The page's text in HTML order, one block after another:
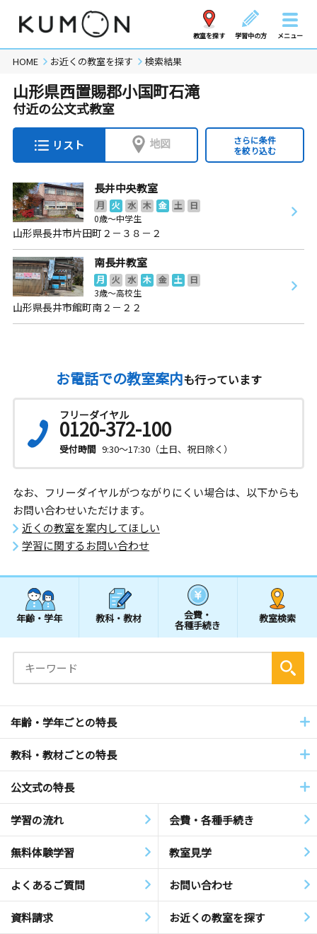
教室を探す 学習中の方 メニュー
HOME お近くの教室を探す 検索結果
山形県西置賜郡小国町石滝
付近の公文式教室
リスト 地図
さらに条件
を絞り込む
長井中央教室
月 火 水 木 金 土
日
0歳～中学生
山形県長井市片田町２－３８－２
南長井教室
月 火 水 木 金 土
日
3歳～高校生
山形県長井市館町南２－２２
お電話での教室案内も行っています
フリーダイヤル
0120-372-100
受付時間 9:30～17:30（土日、祝日除く）
なお、フリーダイヤルがつながりにくい場合は、以下からも
お問い合わせいただけます。
近くの教室を案内してほしい
学習に関するお問い合わせ
年齢・学年 教科・教材 会費・
各種手続き
教室検索
年齢・学年ごとの特長
教科・教材ごとの特長
公文式の特長
学習の流れ 会費・各種手続き
無料体験学習 教室見学
よくあるご質問 お問い合わせ
資料請求 お近くの教室を探す